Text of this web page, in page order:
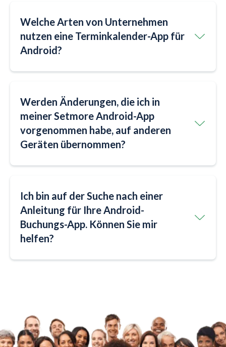
Welche Arten von Unternehmen
nutzen eine Terminkalender-App für
Android?
Werden Änderungen, die ich in
meiner Setmore Android-App
vorgenommen habe, auf anderen
Geräten übernommen?
Ich bin auf der Suche nach einer
Anleitung für Ihre Android-
Buchungs-App. Können Sie mir
helfen?